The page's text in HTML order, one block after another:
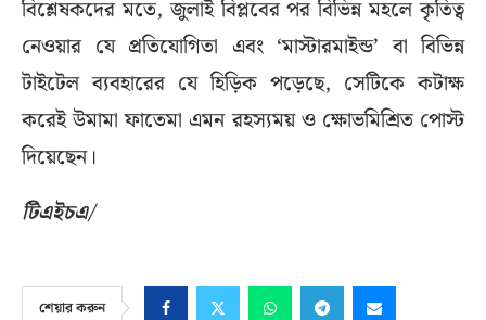
বিশ্লেষকদের মতে, জুলাই বিপ্লবের পর বিভিন্ন মহলে কৃতিত্ব
নেওয়ার যে প্রতিযোগিতা এবং ‘মাস্টারমাইন্ড’ বা বিভিন্ন
টাইটেল ব্যবহারের যে হিড়িক পড়েছে, সেটিকে কটাক্ষ
করেই উমামা ফাতেমা এমন রহস্যময় ও ক্ষোভমিশ্রিত পোস্ট
দিয়েছেন।
টিএইচএ/
শেয়ার করুন